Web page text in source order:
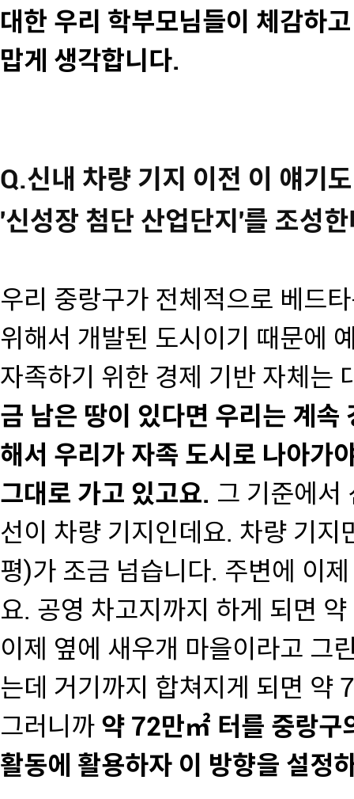
대한 우리 학부모님들이 체감하
맙게 생각합니다.
Q.신내 차량 기지 이전 이 얘기
'신성장 첨단 산업단지'를 조성
우리 중랑구가 전체적으로 베드
위해서 개발된 도시이기 때문에
자족하기 위한 경제 기반 자체는
금 남은 땅이 있다면 우리는 계속
해서 우리가 자족 도시로 나아가
그대로 가고 있고요. 그 기준에서
선이 차량 기지인데요. 차량 기
평)가 조금 넘습니다. 주변에 이
요. 공영 차고지까지 하게 되면
이제 옆에 새우개 마을이라고 그
는데 거기까지 합쳐지게 되면 약
그러니까 약 72만㎡ 터를 중랑구
활동에 활용하자 이 방향을 설정